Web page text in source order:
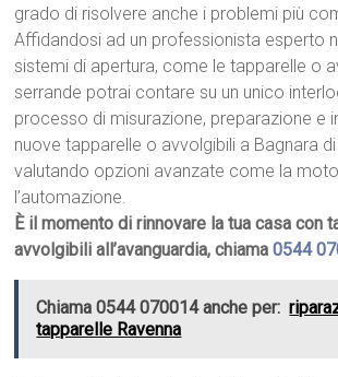
grado di risolvere anche i problemi più
Affidandosi ad un professionista esperto
sistemi di apertura, come le tapparelle o
serrande potrai contare su un unico
processo di misurazione, preparazione e
nuove tapparelle o avvolgibili a Bagnara
valutando opzioni avanzate come la
l’automazione.
È il momento di rinnovare la tua casa con
avvolgibili all’avanguardia, chiama0544
Chiama 0544 070014 anche per:
tapparelle Ravenna